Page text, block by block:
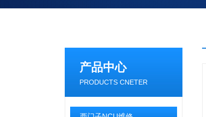
产品中心
PRODUCTS CNETER